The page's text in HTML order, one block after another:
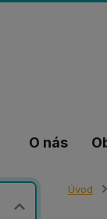
O nás
Úvod